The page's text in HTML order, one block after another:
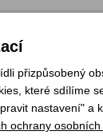
přizpůsobený
které sdílíme
nastavení" a
ochrany osobních